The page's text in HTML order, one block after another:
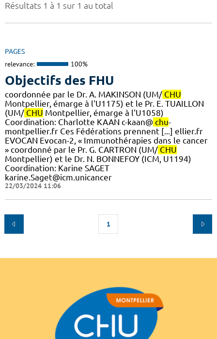
Résultats 1 à 1 sur 1 au total
PAGES
relevance: 100%
Objectifs des FHU
coordonnée par le Dr. A. MAKINSON (UM/ CHU
Montpellier, émarge à l'U1175) et le Pr. E. TUAILLON
(UM/ CHU Montpellier, émarge à l'U1058) ​
Coordination: Charlotte KAAN c-kaan@ chu-
montpellier.fr Ces Fédérations prennent [...] ellier.fr
EVOCAN Evocan-2, « Immunothérapies dans le cancer
» coordonné par le Pr. G. CARTRON (UM/ CHU
Montpellier) et le Dr. N. BONNEFOY (ICM, U1194)
Coordination: Karine SAGET
karine.Saget@icm.unicancer
22/03/2024 11:06
1